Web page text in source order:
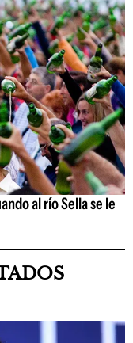
al río Sella se le